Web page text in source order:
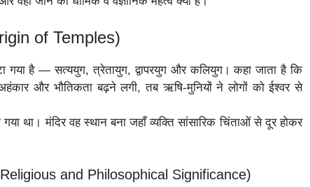
of Temples)
गया है — सत्ययुग, त्रेतायुग, द्वापरयुग और कलियुग। कहा जाता है कि
और भौतिकता बढ़ने लगी, तब ऋषि-मुनियों ने लोगों को ईश्वर से
था। मंदिर वह स्थान बना जहाँ व्यक्ति सांसारिक चिंताओं से दूर होकर
(Religious and Philosophical Significance)